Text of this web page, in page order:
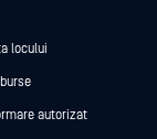
locului
autorizat